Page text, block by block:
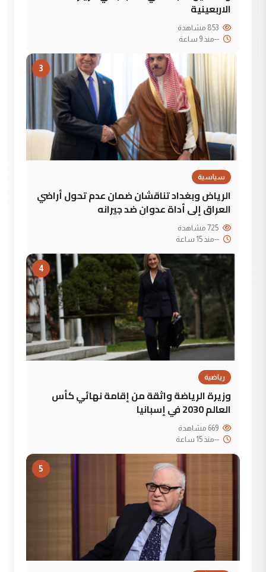
الاربعينية
--منذ 9 ساعة
3
سياسية
الرياض وبغداد تناقشان ضمان عدم تحول أراضي
العراق إلى أداة عدوان ضد جيرانه
--منذ 15 ساعة
4
رياضية
وزيرة الرياضة واثقة من إقامة نهائي كأس
العالم 2030 في إسبانيا
--منذ 15 ساعة
5